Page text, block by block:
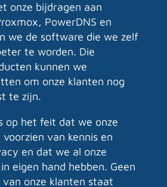
onze bijdragen aan
PowerDNS en
we de software die we zelf
te worden. Die
kunnen we
om onze klanten nog
te zijn.
op het feit dat we onze
van kennis en
en dat we al onze
eigen hand hebben. Geen
onze klanten staat